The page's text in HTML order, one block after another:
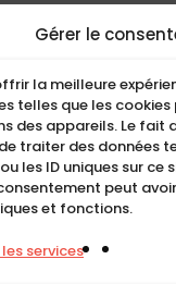
Gérer le
la meilleure
telles que les
des appareils. Le fait
traiter des données
les ID uniques sur ce
peut
et fonctions.
services
5,
01